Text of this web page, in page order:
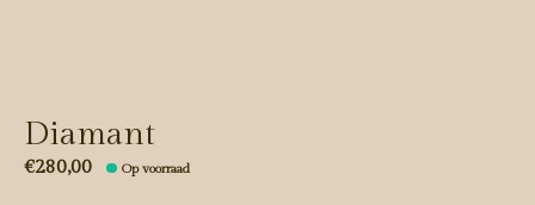
Diamant
€280,00 Op voorraad